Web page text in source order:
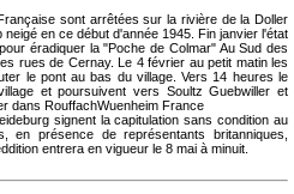
sont arrêtées sur la rivière de la Doller
en ce début d'année 1945. Fin janvier l'état
éradiquer la "Poche de Colmar" Au Sud des
rues de Cernay. Le 4 février au petit matin les
le pont au bas du village. Vers 14 heures le
et poursuivent vers Soultz Guebwiller et
dans RouffachWuenheim France
signent la capitulation sans condition au
en présence de représentants britanniques,
entrera en vigueur le 8 mai à minuit.